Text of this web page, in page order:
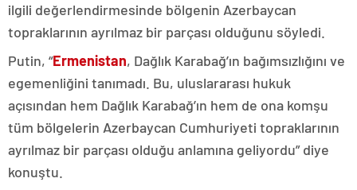
ilgili değerlendirmesinde bölgenin Azerbaycan
topraklarının ayrılmaz bir parçası olduğunu söyledi.
Putin, “Ermenistan, Dağlık Karabağ’ın bağımsızlığını ve
egemenliğini tanımadı. Bu, uluslararası hukuk
açısından hem Dağlık Karabağ’ın hem de ona komşu
tüm bölgelerin Azerbaycan Cumhuriyeti topraklarının
ayrılmaz bir parçası olduğu anlamına geliyordu” diye
konuştu.